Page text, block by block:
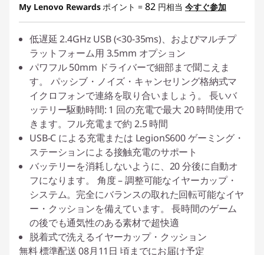
My Lenovo Rewardsポイント = 82 円相当 今すぐ参加
低遅延 2.4GHz USB (<30-35ms)、およびマルチプ
ラットフォーム用 3.5mm オプション
パワフル 50mm ドライバーで細部まで聞こえま
す。 パッシブ・ノイズ・キャンセリング格納式マ
イクロフォンで連絡を取り合いましょう。 長いバ
ッテリー駆動時間: 1 回の充電で最大 20 時間使用で
きます。フル充電まで約 2.5 時間
USB-C による充電または LegionS600 ゲーミング・
ステーションによる接触充電のサポート
バッテリーを消耗しないように、20 分後に自動オ
フになります。 角度 – 調整可能なイヤーカップ・
システム。完全にバランスの取れた回転可能なイヤ
ー・クッションを備えています。 長時間のゲーム
の後でも通気性のある素材で超快適
脱着式で洗えるイヤーカップ・クッション
無料標準配送08月11日 頃までにお届け予定